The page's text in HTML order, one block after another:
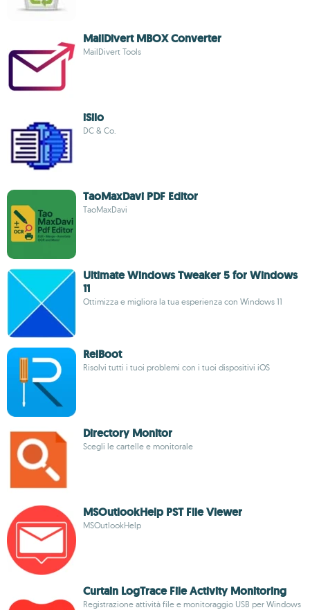
MailDivert MBOX Converter
MailDivert Tools
iSilo
DC & Co.
TaoMaxDavi PDF Editor
TaoMaxDavi
Ultimate Windows Tweaker 5 for Windows
11
Ottimizza e migliora la tua esperienza con Windows 11
ReiBoot
Risolvi tutti i tuoi problemi con i tuoi dispositivi iOS
Directory Monitor
Scegli le cartelle e monitorale
MSOutlookHelp PST File Viewer
MSOutlookHelp
Curtain LogTrace File Activity Monitoring
Registrazione attività file e monitoraggio USB per Windows